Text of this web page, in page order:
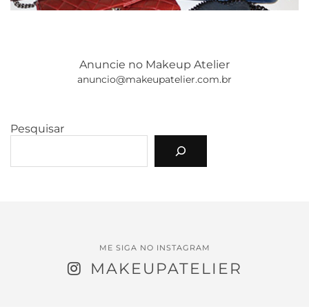
Anuncie no Makeup Atelier
anuncio@makeupatelier.com.br
Pesquisar
ME SIGA NO INSTAGRAM
MAKEUPATELIER